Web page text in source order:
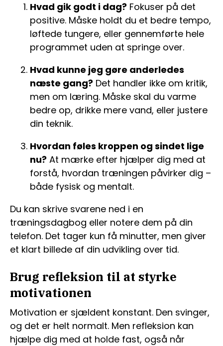
Hvad gik godt i dag? Fokuser på det
positive. Måske holdt du et bedre tempo,
løftede tungere, eller gennemførte hele
programmet uden at springe over.
Hvad kunne jeg gøre anderledes
næste gang? Det handler ikke om kritik,
men om læring. Måske skal du varme
bedre op, drikke mere vand, eller justere
din teknik.
Hvordan føles kroppen og sindet lige
nu? At mærke efter hjælper dig med at
forstå, hvordan træningen påvirker dig –
både fysisk og mentalt.
Du kan skrive svarene ned i en
træningsdagbog eller notere dem på din
telefon. Det tager kun få minutter, men giver
et klart billede af din udvikling over tid.
Brug refleksion til at styrke
motivationen
Motivation er sjældent konstant. Den svinger,
og det er helt normalt. Men refleksion kan
hjælpe dig med at holde fast, også når